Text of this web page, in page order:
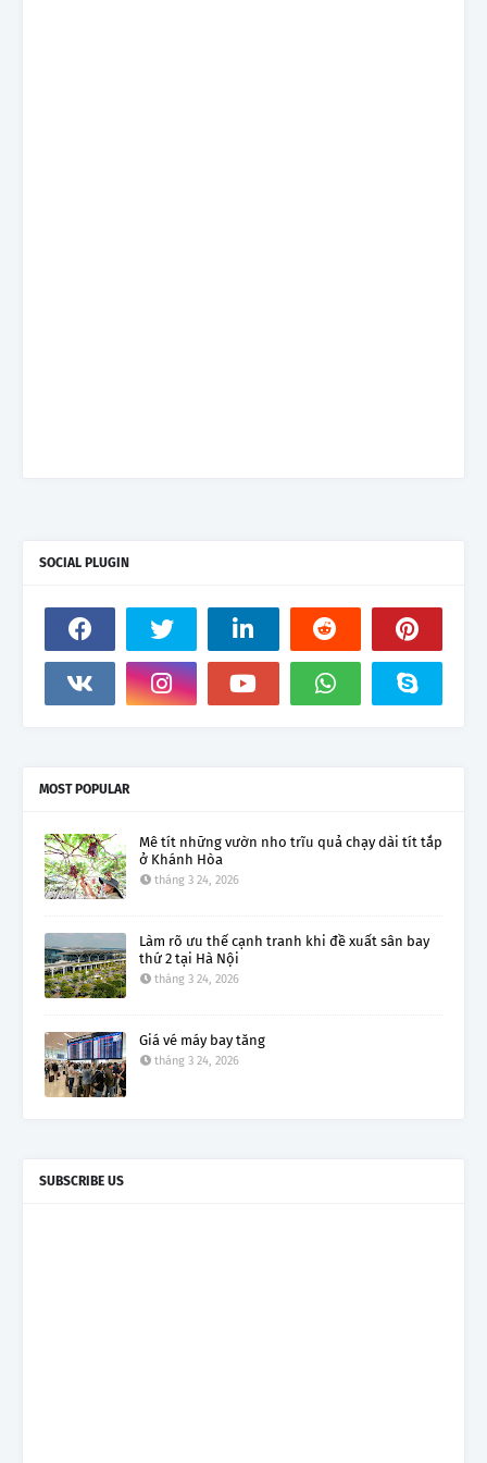
SOCIAL PLUGIN
MOST POPULAR
Mê tít những vườn nho trĩu quả chạy dài tít tắp
ở Khánh Hòa
tháng 3 24, 2026
Làm rõ ưu thế cạnh tranh khi đề xuất sân bay
thứ 2 tại Hà Nội
tháng 3 24, 2026
Giá vé máy bay tăng
tháng 3 24, 2026
SUBSCRIBE US